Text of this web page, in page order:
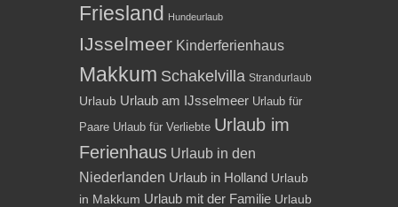
Friesland Hundeurlaub
IJsselmeer Kinderferienhaus
Makkum Schakelvilla Strandurlaub
Urlaub Urlaub am IJsselmeer Urlaub für
Paare Urlaub für Verliebte Urlaub im
Ferienhaus Urlaub in den
Niederlanden Urlaub in Holland Urlaub
in Makkum Urlaub mit der Familie Urlaub